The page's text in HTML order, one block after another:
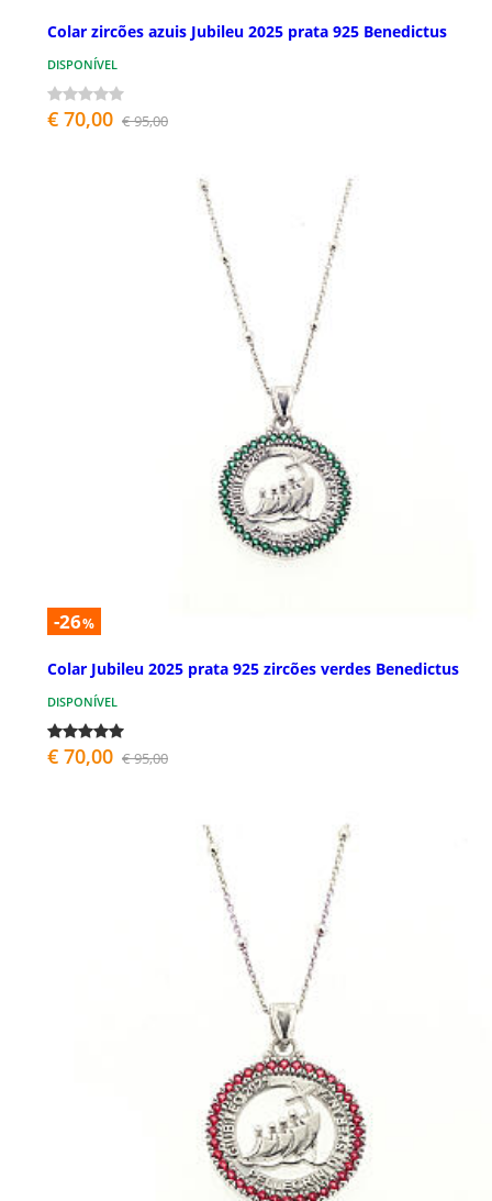
Colar zircões azuis Jubileu 2025 prata 925 Benedictus
DISPONÍVEL
€ 70,00 € 95,00
-26%
Colar Jubileu 2025 prata 925 zircões verdes Benedictus
DISPONÍVEL
€ 70,00 € 95,00